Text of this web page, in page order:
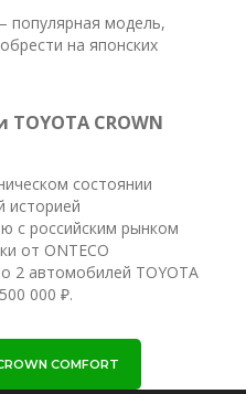
популярная модель,
на японских
CROWN
состоянии
историей
с российским рынком
от ONTECO
2 автомобилей TOYOTA
000 ₽.
COMFORT